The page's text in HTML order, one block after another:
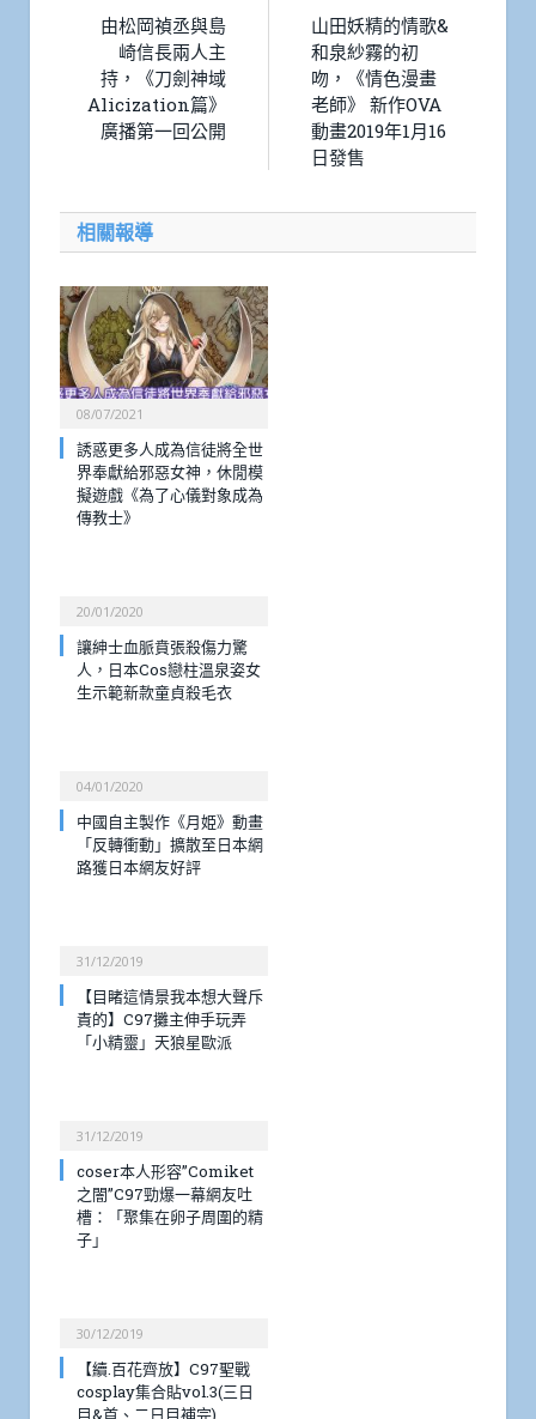
由松岡禎丞與島
崎信長兩人主
持，《刀劍神域
Alicization篇》
廣播第一回公開
山田妖精的情歌&
和泉紗霧的初
吻，《情色漫畫
老師》 新作OVA
動畫2019年1月16
日發售
相關報導
08/07/2021
誘惑更多人成為信徒將全世
界奉獻給邪惡女神，休閒模
擬遊戲《為了心儀對象成為
傳教士》
20/01/2020
讓紳士血脈賁張殺傷力驚
人，日本Cos戀柱溫泉姿女
生示範新款童貞殺毛衣
04/01/2020
中國自主製作《月姫》動畫
「反轉衝動」擴散至日本網
路獲日本網友好評
31/12/2019
【目睹這情景我本想大聲斥
責的】C97攤主伸手玩弄
「小精靈」天狼星歐派
31/12/2019
coser本人形容”Comiket
之闇”C97勁爆一幕網友吐
槽：「聚集在卵子周圍的精
子」
30/12/2019
【續.百花齊放】C97聖戰
cosplay集合貼vol.3(三日
目&首、二日目補完)